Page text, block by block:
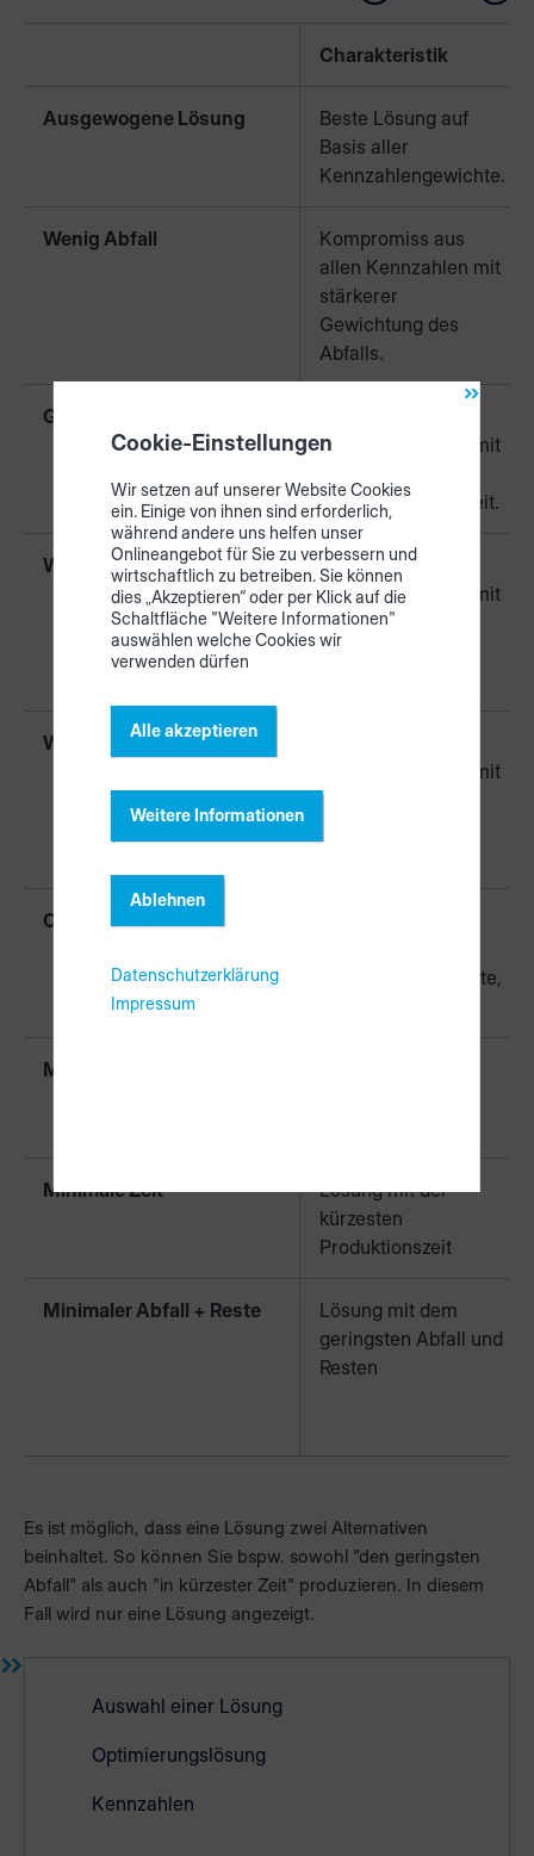
Charakteristik
Ausgewogene Lösung
Beste Lösung auf
Basis aller
Kennzahlengewichte.
Wenig Abfall
Kompromiss aus
allen Kennzahlen mit
stärkerer
Gewichtung des
Abfalls.
Geringe Zeit
allen Kennzahlen mit
Gewichtung der Zeit.
Wenig Abfall + Reste
Kompromiss aus
allen Kennzahlen mit
stärkerer
Gewichtung von
Wenig Reste
allen Kennzahlen mit
stärkerer
Optimiert für Handhabung
(wenig Nachschnitte,
Minimaler Abfall
Minimale Zeit
Lösung mit der
kürzesten
Produktionszeit
Minimaler Abfall + Reste
Lösung mit dem
geringsten Abfall und
Resten
Es ist möglich, dass eine Lösung zwei Alternativen
beinhaltet. So können Sie bspw. sowohl "den geringsten
Abfall" als auch "in kürzester Zeit" produzieren. In diesem
Fall wird nur eine Lösung angezeigt.
Auswahl einer Lösung
Optimierungslösung
Kennzahlen
Cookie-Einstellungen
Wir setzen auf unserer Website Cookies
ein. Einige von ihnen sind erforderlich,
während andere uns helfen unser
Onlineangebot für Sie zu verbessern und
wirtschaftlich zu betreiben. Sie können
dies „Akzeptieren“ oder per Klick auf die
Schaltfläche "Weitere Informationen"
auswählen welche Cookies wir
verwenden dürfen
Alle akzeptieren
Weitere Informationen
Ablehnen
Datenschutzerklärung
Impressum